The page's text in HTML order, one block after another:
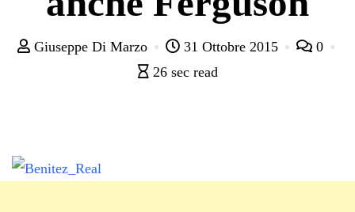
Giuseppe Di Marzo 31 Ottobre 2015
0
26 sec read